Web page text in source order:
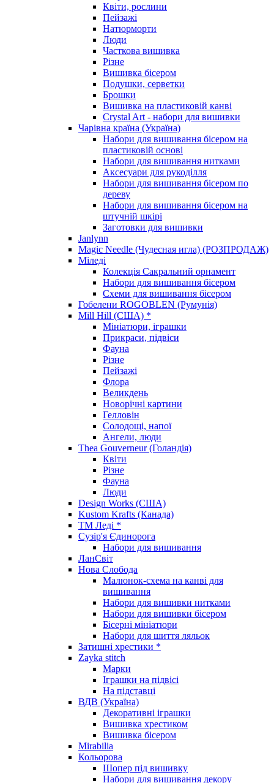
Квіти, рослини
Пейзажі
Натюрморти
Люди
Часткова вишивка
Різне
Вишивка бісером
Подушки, серветки
Брошки
Вишивка на пластиковій канві
Crystal Art - набори для вишивки
Чарівна країна (Україна)
Набори для вишивання бісером на
пластиковій основі
Набори для вишивання нитками
Аксесуари для рукоділля
Набори для вишивання бісером по
дереву
Набори для вишивання бісером на
штучній шкірі
Заготовки для вишивки
Janlynn
Magic Needle (Чудесная игла) (РОЗПРОДАЖ)
Міледі
Колекція Сакральний орнамент
Набори для вишивання бісером
Схеми для вишивання бісером
Гобелени ROGOBLEN (Румунія)
Mill Hill (США) *
Мініатюри, іграшки
Прикраси, підвіси
Фауна
Різне
Пейзажі
Флора
Великдень
Новорічні картини
Гелловін
Солодощі, напої
Ангели, люди
Thea Gouverneur (Голандія)
Квіти
Різне
Фауна
Люди
Design Works (США)
Kustom Krafts (Канада)
ТМ Леді *
Сузір'я Єдинорога
Набори для вишивання
ЛанСвіт
Нова Слобода
Малюнок-схема на канві для
вишивання
Набори для вишивки нитками
Набори для вишивки бісером
Бісерні мініатюри
Набори для шиття ляльок
Затишні хрестики *
Zayka stitch
Марки
Іграшки на підвісі
На підставці
ВДВ (Україна)
Декоративні іграшки
Вишивка хрестиком
Вишивка бісером
Mirabilia
Кольорова
Шопер під вишивку
Набори для вишивання декору